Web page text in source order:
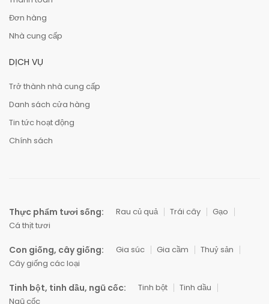
Đơn hàng
Nhà cung cấp
DỊCH VỤ
Trở thành nhà cung cấp
Danh sách cửa hàng
Tin tức hoạt động
Chính sách
Thực phẩm tươi sống: Rau củ quả Trái cây
Gạo
Cá thịt tươi
Con giống, cây giống: Gia súc Gia cầm
Thuỷ sản
Cây giống các loại
Tinh bột, tinh dầu, ngũ cốc: Tinh bột
Tinh dầu
Ngũ cốc